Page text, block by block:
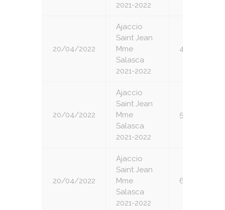
2021-2022
20/04/2022
Ajaccio
Saint Jean
Mme
Salasca
2021-2022
4
20/04/2022
Ajaccio
Saint Jean
Mme
Salasca
2021-2022
5
20/04/2022
Ajaccio
Saint Jean
Mme
Salasca
2021-2022
6